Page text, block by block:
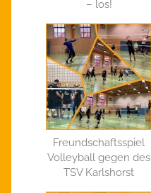
– los!
Freundschaftsspiel
Volleyball gegen des
TSV Karlshorst